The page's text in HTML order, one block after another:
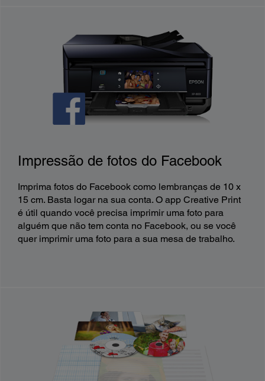
Impressão de fotos do Facebook
Imprima fotos do Facebook como lembranças de 10 x
15 cm. Basta logar na sua conta. O app Creative Print
é útil quando você precisa imprimir uma foto para
alguém que não tem conta no Facebook, ou se você
quer imprimir uma foto para a sua mesa de trabalho.